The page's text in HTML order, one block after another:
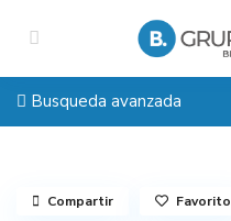
Busqueda avanzada
Compartir Favorito